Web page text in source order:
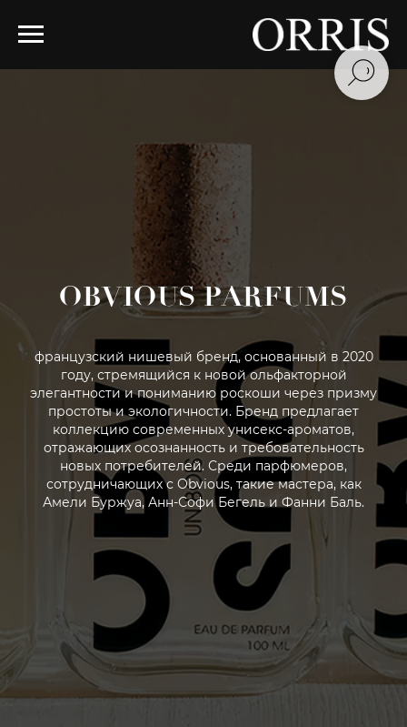
OBVIOUS PARFUMS
французский нишевый бренд, основанный в 2020
году, стремящийся к новой ольфакторной
элегантности и пониманию роскоши через призму
простоты и экологичности. Бренд предлагает
коллекцию современных унисекс-ароматов,
отражающих осознанность и требовательность
новых потребителей. Среди парфюмеров,
сотрудничающих с Obvious, такие мастера, как
Амели Буржуа, Анн-Софи Бегель и Фанни Баль.